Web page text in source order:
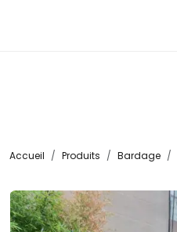
Accueil Produits Bardage